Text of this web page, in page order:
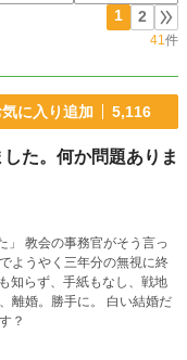
1 2
41件
気に入り追加 5,116
た。何か問題ありま
っ
？